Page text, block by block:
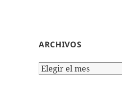
ARCHIVOS
Archivos